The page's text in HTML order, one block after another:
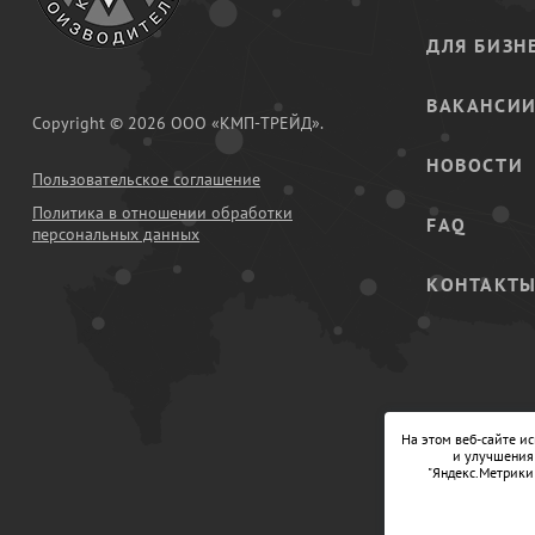
Copyright © 2026 ООО «КМП-ТРЕЙД».
Пользовательское соглашение
Политика в отношении обработки
персональных данных
ДЛЯ
НОВОСТИ
FAQ
На этом веб-сайте
и улучшения